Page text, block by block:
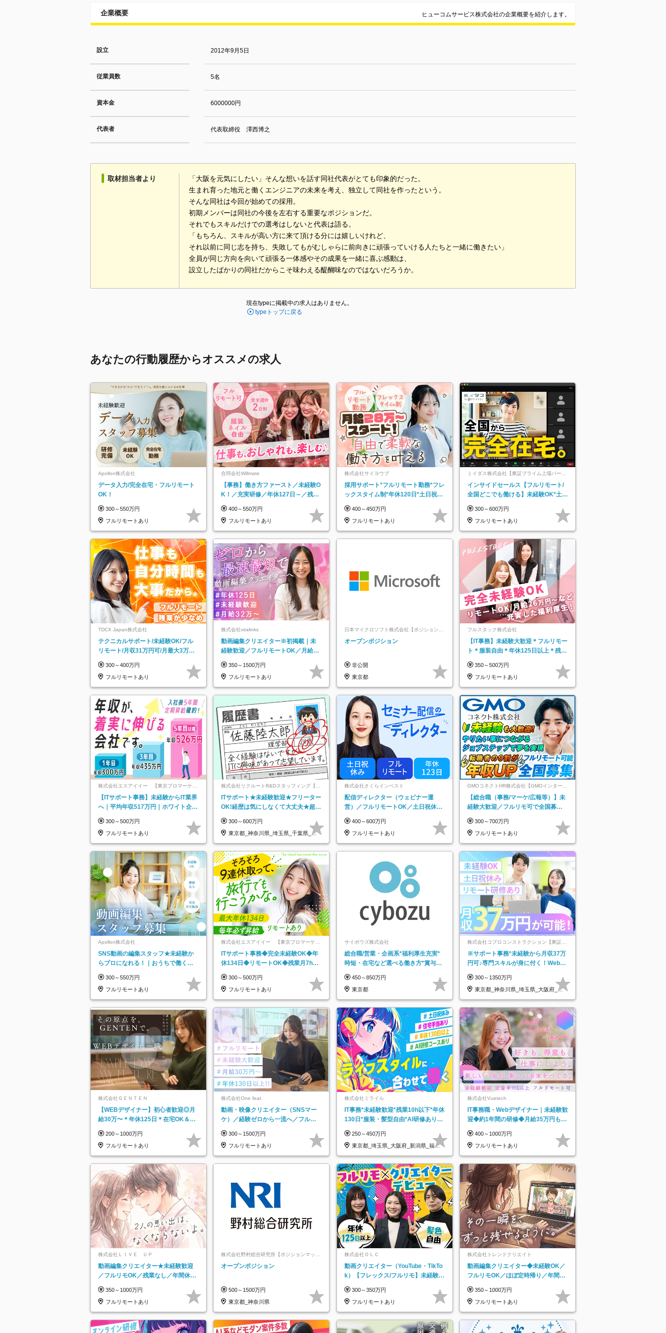
企業概要 ヒューコムサービス株式会社の企業概要を紹介します。
設立 2012年9月5日
従業員数 5名
資本金 6000000円
代表者 代表取締役 澤西博之
取材担当者より
「大阪を元気にしたい」そんな想いを話す同社代表がとても印象的だった。
生まれ育った地元と働くエンジニアの未来を考え、独立して同社を作ったという。
そんな同社は今回が始めての採用。
初期メンバーは同社の今後を左右する重要なポジションだ。
それでもスキルだけでの選考はしないと代表は語る。
「もちろん、スキルが高い方に来て頂ける分には嬉しいけれど、
それ以前に同じ志を持ち、失敗してもがむしゃらに前向きに頑張っていける人たちと一緒に働きたい」
全員が同じ方向を向いて頑張る一体感やその成果を一緒に喜ぶ感動は、
設立したばかりの同社だからこそ味わえる醍醐味なのではないだろうか。
現在typeに掲載中の求人はありません。
typeトップに戻る
あなたの行動履歴からオススメの求人
Apollon株式会社
データ入力/完全在宅・フルリモート
OK！
300～550万円
フルリモートあり
合同会社Willmate
【事務】働き方ファースト／未経験O
K！／充実研修／年休127日～／残業
400～550万円
フルリモートあり
株式会社サイヨウブ
採用サポート*フルリモート勤務*フレ
ックスタイム制*年休120日*土日祝休
400～450万円
フルリモートあり
ミイダス株式会社【東証プライム上場パーソ
インサイドセールス【フルリモート/
全国どこでも働ける】未経験OK*土日
300～600万円
フルリモートあり
TDCX Japan株式会社
テクニカルサポート/未経験OK/フル
リモート/月収31万円可/月最大3万の
300～400万円
フルリモートあり
株式会社viralinks
動画編集クリエイター※初掲載｜未
経験歓迎／フルリモートOK／月給32
350～1500万円
フルリモートあり
日本マイクロソフト株式会社【ポジションマ
ッチ登録】
オープンポジション
非公開
東京都
フルスタック株式会社
【IT事務】未経験大歓迎＊フルリモー
ト＊服装自由＊年休125日以上＊残業
350～500万円
フルリモートあり
株式会社エスアイイー 【東京プロマーケッ
ト上場】
【ITサポート事務】未経験からIT業界
へ｜平均年収517万円｜ホワイト企業
300～500万円
フルリモートあり
株式会社リクルートR&Dスタッフィング【リ
クルートグループ】
ITサポート★未経験歓迎★フリーター
OK!経歴は気にしなくて大丈夫★超大
300～600万円
東京都_神奈川県_埼玉県_千葉県_大
阪府…
株式会社さくらインベスト
配信ディレクター（ウェビナー運
営）／フルリモートOK／土日祝休み
400～600万円
フルリモートあり
GMOコネクトHR株式会社【GMOインターネ
ットグループ】
【総合職（事務/マーケ/広報等）】未
経験大歓迎／フルリモ可で全国募
★
300～700万円
フルリモートあり
Apollon株式会社
SNS動画の編集スタッフ★未経験か
らプロになれる！｜おうちで働くフ
300～550万円
フルリモートあり
株式会社エスアイイー 【東京プロマーケッ
ITサポート事務◆完全未経験OK◆年
休134日◆リモートOK◆残業月7h以
300～500万円
フルリモートあり
サイボウズ株式会社
総合職/営業・企画系*福利厚生充実*
時短・在宅など選べる働き方*賞与年
450～850万円
東京都
株式会社コプロコンストラクション【東証プ
ライム上場コプロ・ホールディングス子会
社】
※サポート事務*未経験から月収37万
円可♪専門スキルが身に付く！Web面
300～1350万円
東京都_神奈川県_埼玉県_大阪府_愛
知県…
株式会社ＧＥＮＴＥＮ
【WEBデザイナー】初⼼者歓迎◎⽉
給30万〜＊年休125⽇＊在宅OK＆研
200～1000万円
フルリモートあり
株式会社One feat.
動画・映像クリエイター（SNSマー
ケ）／経験ゼロから一流へ／フルリ
日以上
300～1500万円
フルリモートあり
株式会社ミライル
IT事務*未経験歓迎*残業10h以下*年休
130日*服装・髪型自由*AI研修あり*
250～450万円
東京都_埼玉県_大阪府_新潟県_福岡
県
株式会社Vuetech
IT事務職・Webデザイナー｜未経験歓
迎◆約1年間の研修◆月給35万円も可
400～1000万円
フルリモートあり
株式会社ＬＩＶＥ ＵＰ
動画編集クリエイター★未経験歓迎
／フルリモOK／残業なし／年間休日
実で安心
350～1000万円
フルリモートあり
株式会社野村総合研究所【ポジションマッチ
オープンポジション
500～1500万円
東京都_神奈川県
株式会社ＯＬＣ
動画クリエイター（YouTube・TikTo
k）【フレックス/フルリモ】未経験O
300～350万円
フルリモートあり
株式会社トレンドクリエイト
動画編集クリエイター◆未経験OK／
フルリモOK／ほぼ定時帰り／年間休
OK
350～1000万円
フルリモートあり